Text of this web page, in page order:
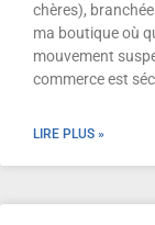
chères),
ma boutique où
mouvement
commerce est
LIRE PLUS »